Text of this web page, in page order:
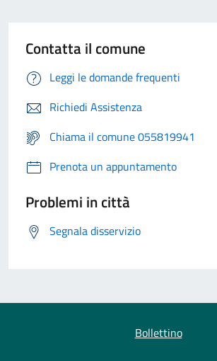
Contatta il comune
Leggi le domande frequenti
Richiedi Assistenza
Chiama il comune 055819941
Prenota un appuntamento
Problemi in città
Segnala disservizio
Bollettino